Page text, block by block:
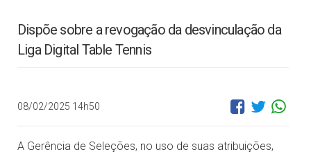
Dispõe sobre a revogação da desvinculação da
Liga Digital Table Tennis
08/02/2025 14h50
A Gerência de Seleções, no uso de suas atribuições,